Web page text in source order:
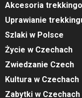
Akcesoria
Uprawianie
Szlaki w Polsce
Życie w Czechach
Zwiedzanie Czech
Kultura w Czechach
Zabytki w Czechach